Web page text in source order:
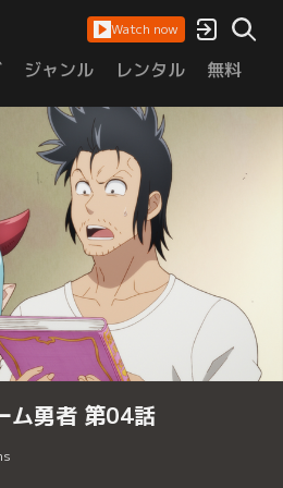
Watch now
ジャンル レンタル 無料
ム勇者 第04話